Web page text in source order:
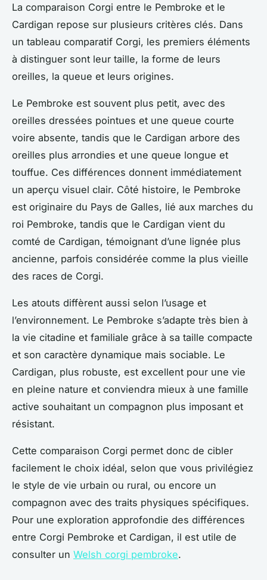
La comparaison Corgi entre le Pembroke et le
Cardigan repose sur plusieurs critères clés. Dans
un tableau comparatif Corgi, les premiers éléments
à distinguer sont leur taille, la forme de leurs
oreilles, la queue et leurs origines.
Le Pembroke est souvent plus petit, avec des
oreilles dressées pointues et une queue courte
voire absente, tandis que le Cardigan arbore des
oreilles plus arrondies et une queue longue et
touffue. Ces différences donnent immédiatement
un aperçu visuel clair. Côté histoire, le Pembroke
est originaire du Pays de Galles, lié aux marches du
roi Pembroke, tandis que le Cardigan vient du
comté de Cardigan, témoignant d’une lignée plus
ancienne, parfois considérée comme la plus vieille
des races de Corgi.
Les atouts diffèrent aussi selon l’usage et
l’environnement. Le Pembroke s’adapte très bien à
la vie citadine et familiale grâce à sa taille compacte
et son caractère dynamique mais sociable. Le
Cardigan, plus robuste, est excellent pour une vie
en pleine nature et conviendra mieux à une famille
active souhaitant un compagnon plus imposant et
résistant.
Cette comparaison Corgi permet donc de cibler
facilement le choix idéal, selon que vous privilégiez
le style de vie urbain ou rural, ou encore un
compagnon avec des traits physiques spécifiques.
Pour une exploration approfondie des différences
entre Corgi Pembroke et Cardigan, il est utile de
consulter un Welsh corgi pembroke.